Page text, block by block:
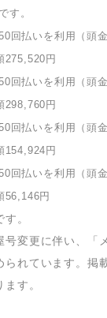
す。
回払いを利用（頭
275,520円
回払いを利用（頭
298,760円
回払いを利用（頭
154,924円
回払いを利用（頭
56,146円
。
変更に伴い、「
られています。掲
す。